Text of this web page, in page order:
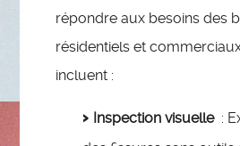
répondre aux besoins des
résidentiels et
incluent :
Inspection visuelle: